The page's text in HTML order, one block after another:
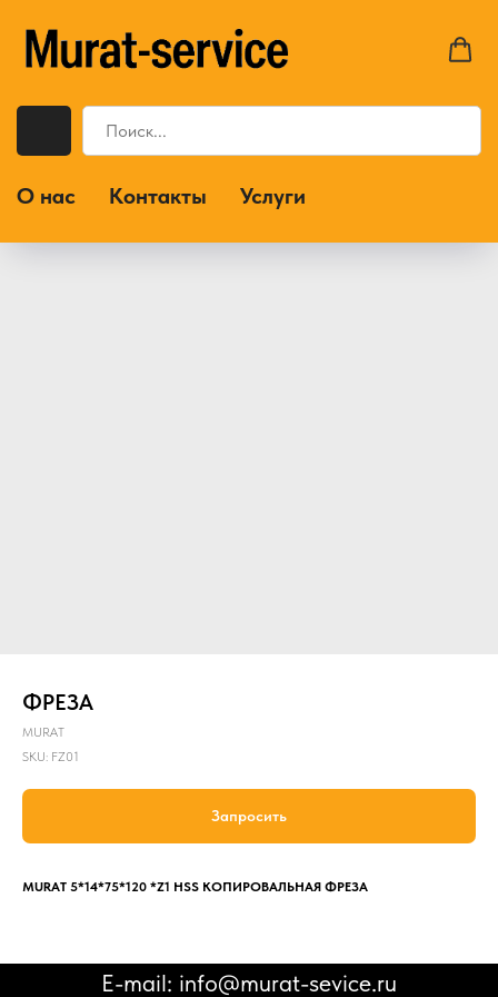
О нас Контакты Услуги
ФРЕЗА
MURAT
SKU: FZ01
Запросить
MURAT 5*14*75*120 *Z1 HSS КОПИРОВАЛЬНАЯ ФРЕЗА
E-mail: info@murat-sevice.ru